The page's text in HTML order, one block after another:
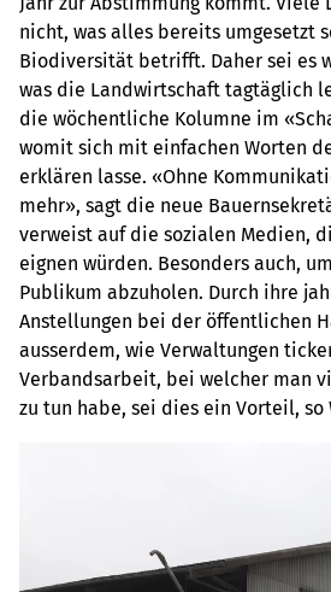
nicht, was alles bereits umgesetzt
Biodiversität betrifft. Daher sei es
was die Landwirtschaft tagtäglich
die wöchentliche Kolumne im
womit sich mit einfachen Worten
erklären lasse. «Ohne
mehr», sagt die neue
verweist auf die sozialen Medien,
eignen würden. Besonders auch,
Publikum abzuholen. Durch ihre
Anstellungen bei der öffentlichen
ausserdem, wie Verwaltungen
Verbandsarbeit, bei welcher man
zu tun habe, sei dies ein Vorteil, so